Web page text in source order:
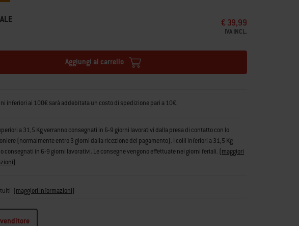
€ 39,99
IVA INCL.
Aggiungi al carrello
inferiori ai 100€ sarà addebitata un costo di spedizione pari a 10€.
a 31,5 Kg verranno consegnati in 6-9 giorni lavorativi dalla presa di contatto con lo
(normalmente entro 3 giorni dalla ricezione del pagamento). I colli inferiori a 31,5 Kg
consegnati in 6-9 giorni lavorativi. Le consegne vengono effettuate nei giorni feriali. (maggiori
)
(maggiori informazioni)